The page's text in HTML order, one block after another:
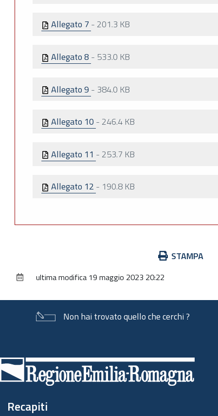
Allegato 7- 201.3 KB
Allegato 8 - 533.0 KB
Allegato 9 - 384.0 KB
Allegato 10 - 246.4 KB
Allegato 11 - 253.7 KB
Allegato 12 - 190.8 KB
documento
STAMPA
ultima modifica 19 maggio 2023 20:22
Non hai trovato quello che cerchi ?
di
pagina
Recapiti